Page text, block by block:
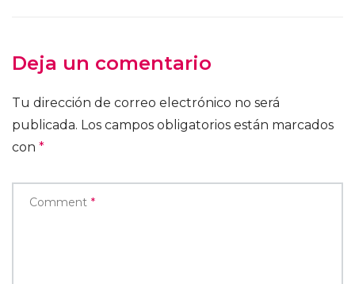
Deja un comentario
Tu dirección de correo electrónico no será
publicada. Los campos obligatorios están marcados
con *
Comment *